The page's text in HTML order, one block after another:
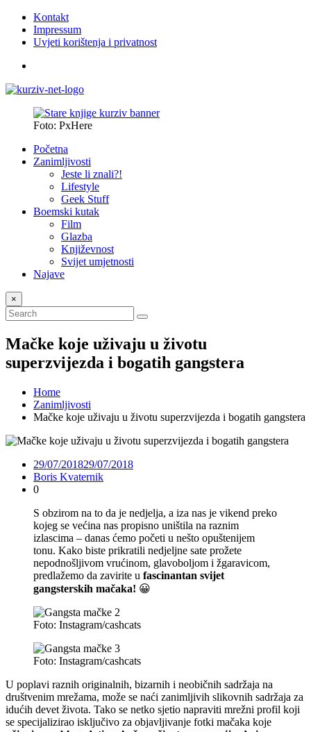
Kontakt
Impressum
Uvjeti korištenja i privatnost
Foto: PxHere
Početna
Zanimljivosti
Jeste li znali?!
Lifestyle
Geek Stuff
Boemski kutak
Film
Glazba
Književnost
Svijet umjetnosti
Najave
×
Mačke koje uživaju u životu
superzvijezda i bogatih gangstera
Home
Zanimljivosti
Mačke koje uživaju u životu superzvijezda i bogatih gangstera
29/07/201829/07/2018
Boris Kvaternik
0
S obzirom na to da je nedjelja, a iza nas je vikend preko
kojeg se većina nas propisno uništila na raznim
izlascima – danas ćemo početi u nešto opuštenijem
tonu. Kako biste prikratili nedjeljne sate prožete
nepodnošljivom vrućinom, glavoboljom i žgaravicom,
predlažemo da zavirite u fascinantan svijet
gangsterskih mačaka! 😀
Foto: Instagram/cashcats
Foto: Instagram/cashcats
U poplavi raznih originalnih, bizarnih i neobičnih sadržaja na
društvenim mrežama, može se naći zanimljivih slikovnih sadržaja za
idućih devet života. Tako se netko sjetio napraviti mrežni profil koji
se specijalizirao isključivo za objavljivanje fotki mačaka koje